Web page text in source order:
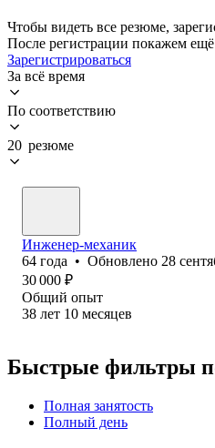
Чтобы видеть все резюме,
После регистрации покажем
Зарегистрироваться
За всё время
По соответствию
20 резюме
Инженер-механик
64 года • Обновлено 28
30 000 ₽
Общий опыт
38 лет 10 месяцев
Быстрые фильтры
Полная занятость
Полный день